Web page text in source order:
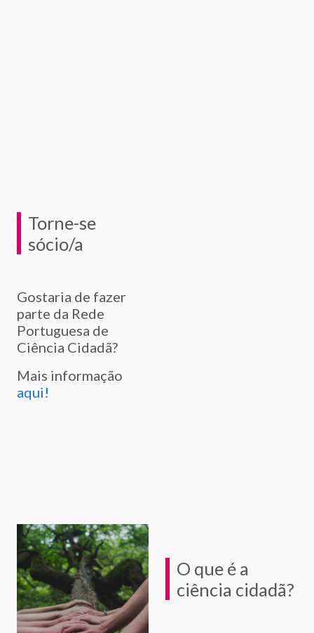
Torne-se
sócio/a
Gostaria de fazer
parte da Rede
Portuguesa de
Ciência Cidadã?
Mais informação
aqui!
O que é a
ciência cidadã?